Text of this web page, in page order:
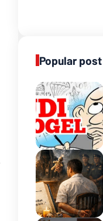
Popular post